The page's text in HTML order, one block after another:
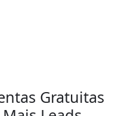
Gratuitas